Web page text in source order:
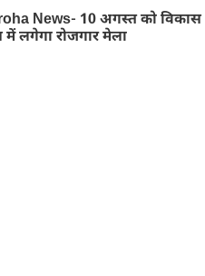
News- 10 अगस्त को विकास
लगेगा रोजगार मेला